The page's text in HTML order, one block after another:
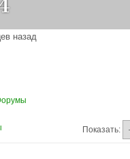
назад
Показать: